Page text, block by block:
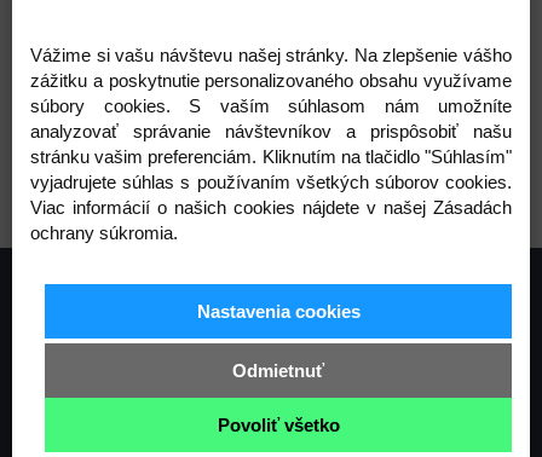
Kód: 080914
17,76
€
Kód: 080766
8,40
€
Vážime si vašu návštevu našej stránky. Na zlepšenie vášho
zážitku a poskytnutie personalizovaného obsahu využívame
súbory cookies. S vaším súhlasom nám umožníte
analyzovať správanie návštevníkov a prispôsobiť našu
stránku vašim preferenciám. Kliknutím na tlačidlo "Súhlasím"
vyjadrujete súhlas s používaním všetkých súborov cookies.
Viac informácií o našich cookies nájdete v našej Zásadách
ochrany súkromia.
Nastavenia cookies
Odmietnuť
Povoliť všetko